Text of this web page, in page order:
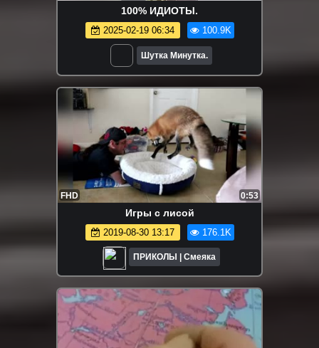
100% ИДИОТЫ.
2025-02-19 06:34 100.9K
Шутка Минутка.
FHD 0:53
Игры с лисой
2019-08-30 13:17 176.1K
ПРИКОЛЫ | Смеяка